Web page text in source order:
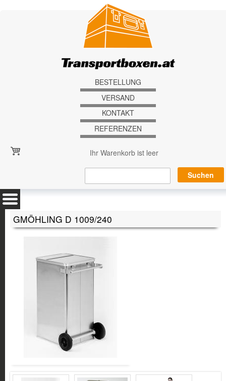
BESTELLUNG
VERSAND
KONTAKT
REFERENZEN
Ihr Warenkorb ist leer
GMÖHLING D 1009/240